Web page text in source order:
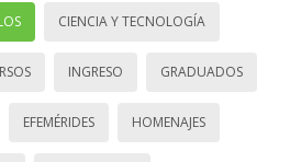
CIENCIA Y TECNOLOGÍA
INGRESO GRADUADOS
EFEMÉRIDES HOMENAJES